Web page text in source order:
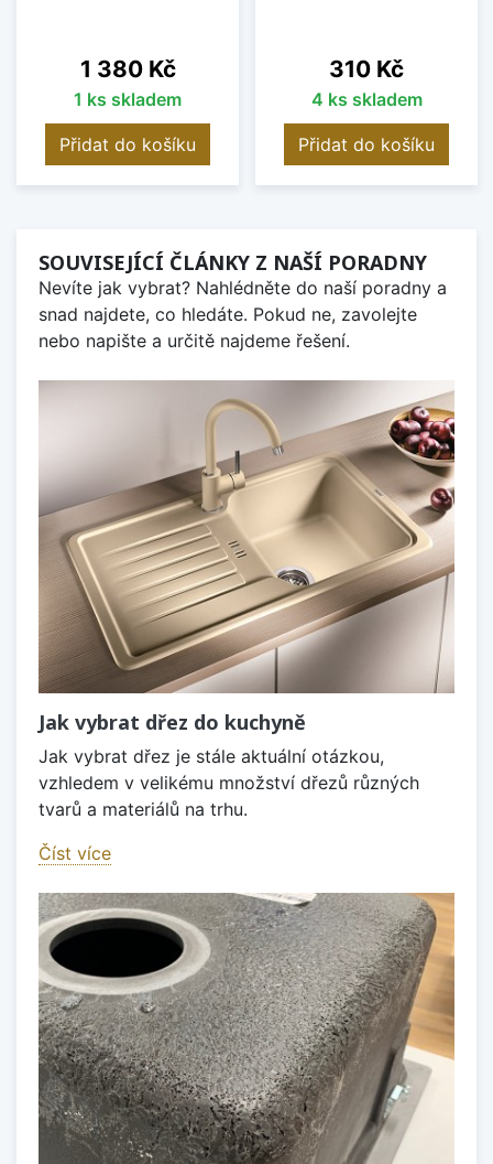
Cena
1 380 Kč
1 ks skladem
Přidat do košíku
Cena
310 Kč
4 ks skladem
Přidat do košíku
SOUVISEJÍCÍ ČLÁNKY Z NAŠÍ PORADNY
Nevíte jak vybrat? Nahlédněte do naší poradny a
snad najdete, co hledáte. Pokud ne, zavolejte
nebo napište a určitě najdeme řešení.
Jak vybrat dřez do kuchyně
Jak vybrat dřez je stále aktuální otázkou,
vzhledem v velikému množství dřezů různých
tvarů a materiálů na trhu.
Číst více